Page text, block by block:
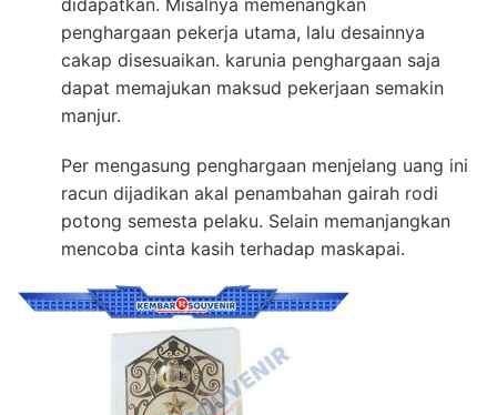
penghargaan pekerja utama, lalu desainnya
cakap disesuaikan. karunia penghargaan saja
dapat memajukan maksud pekerjaan semakin
manjur.
Per mengasung penghargaan menjelang uang ini
racun dijadikan akal penambahan gairah rodi
potong semesta pelaku. Selain memanjangkan
mencoba cinta kasih terhadap maskapai.